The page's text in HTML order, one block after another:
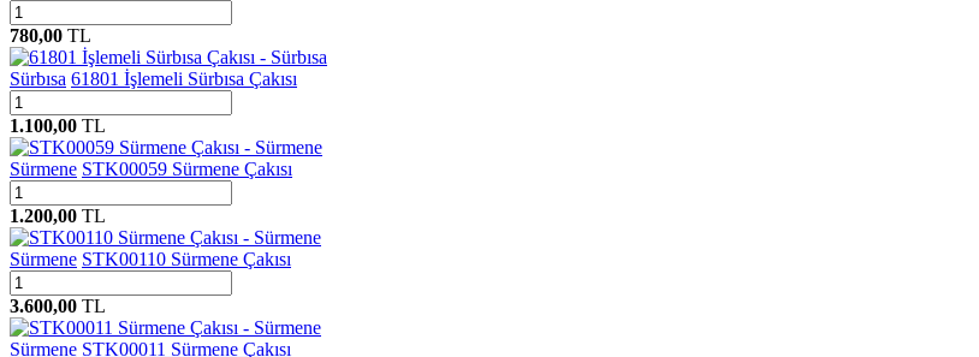
780,00 TL
Sürbısa 61801 İşlemeli Sürbısa Çakısı
1.100,00 TL
Sürmene STK00059 Sürmene Çakısı
1.200,00 TL
Sürmene STK00110 Sürmene Çakısı
3.600,00 TL
Sürmene STK00011 Sürmene Çakısı